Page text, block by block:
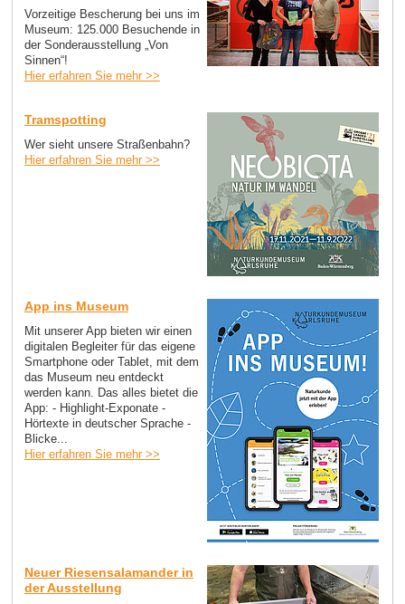
Vorzeitige Bescherung bei uns im
Museum: 125.000 Besuchende in
der Sonderausstellung „Von
Sinnen“!
Hier erfahren Sie mehr >>
Tramspotting
Wer sieht unsere Straßenbahn?
Hier erfahren Sie mehr >>
App ins Museum
Mit unserer App bieten wir einen
digitalen Begleiter für das eigene
Smartphone oder Tablet, mit dem
das Museum neu entdeckt
werden kann. Das alles bietet die
App: - Highlight-Exponate -
Hörtexte in deutscher Sprache -
Blicke...
Hier erfahren Sie mehr >>
Neuer Riesensalamander in
der Ausstellung